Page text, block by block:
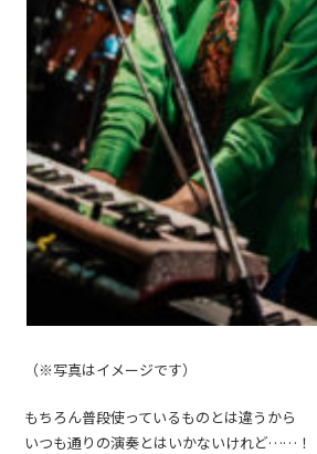
（※写真はイメージです）
もちろん普段使っているものとは違うから
いつも通りの演奏とはいかないけれど……！